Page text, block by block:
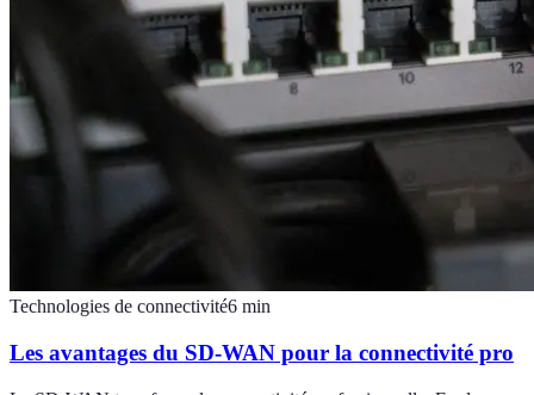
Technologies de connectivité6 min
Les avantages du SD-WAN pour la connectivité pro